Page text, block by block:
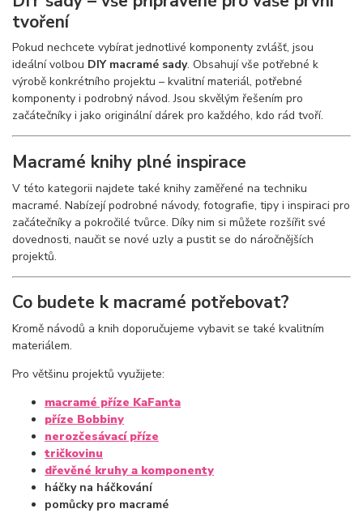
tvoření
Pokud nechcete vybírat jednotlivé komponenty zvlášť, jsou
ideální volbou DIY macramé sady. Obsahují vše potřebné k
výrobě konkrétního projektu – kvalitní materiál, potřebné
komponenty i podrobný návod. Jsou skvělým řešením pro
začátečníky i jako originální dárek pro každého, kdo rád tvoří.
Macramé knihy plné inspirace
V této kategorii najdete také knihy zaměřené na techniku
macramé. Nabízejí podrobné návody, fotografie, tipy i inspiraci pro
začátečníky a pokročilé tvůrce. Díky nim si můžete rozšířit své
dovednosti, naučit se nové uzly a pustit se do náročnějších
projektů.
Co budete k macramé potřebovat?
Kromě návodů a knih doporučujeme vybavit se také kvalitním
materiálem.
Pro většinu projektů využijete:
macramé příze KaFanta
příze Bobbiny
nerozčesávací příze
tričkovinu
dřevěné kruhy a komponenty
háčky na háčkování
pomůcky pro macramé